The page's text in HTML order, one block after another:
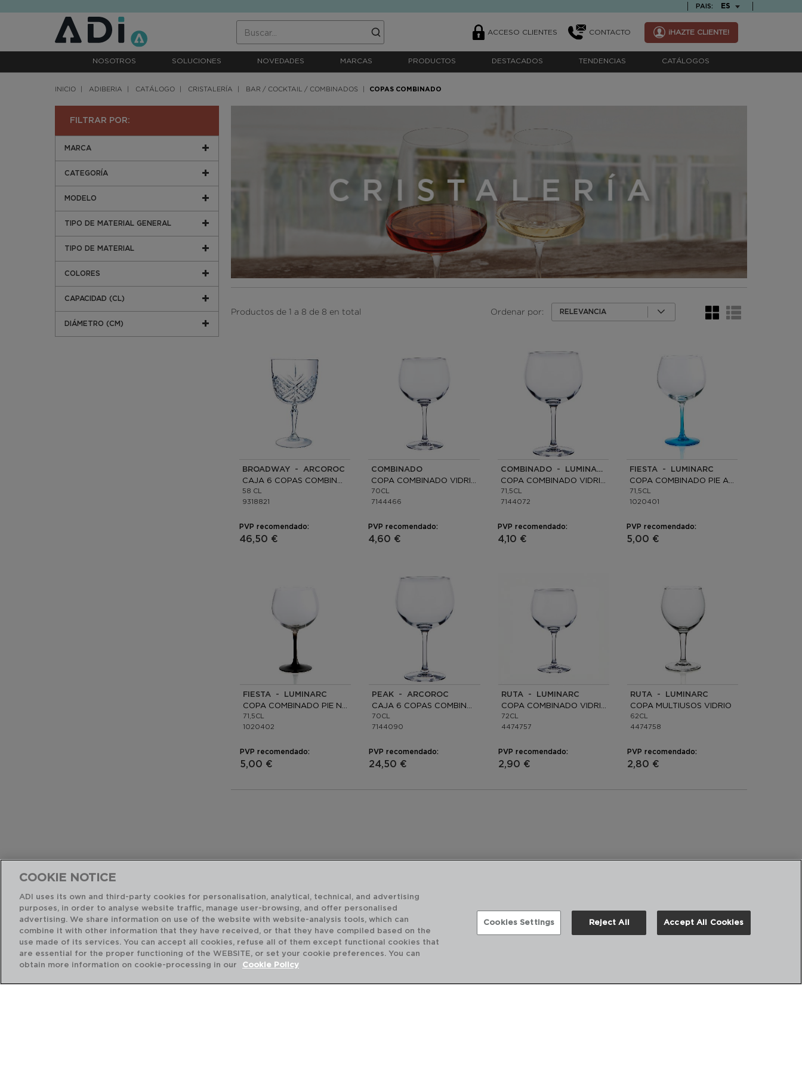
PAIS: TEXT.LANGUAGE
ES
ACCESO CLIENTES CONTACTO ¡HAZTE CLIENTE!
NOSOTROS SOLUCIONES NOVEDADES MARCAS PRODUCTOS DESTACADOS TENDENCIAS CATÁLOGOS
INICIO ADIBERIA CATÁLOGO CRISTALERÍA BAR / COCKTAIL / COMBINADOS COPAS COMBINADO
FILTRAR POR:
MARCA
CATEGORÍA
MODELO
TIPO DE MATERIAL GENERAL
TIPO DE MATERIAL
COLORES
CAPACIDAD (CL)
DIÁMETRO (CM)
Productos de 1 a 8 de 8 en total Ordenar por: RELEVANCIA
BROADWAY - ARCOROC
58 CL
9318821
PVP recomendado:
46,50 €
COMBINADO
70CL
7144466
PVP recomendado:
4,60 €
COMBINADO - LUMINARC
71,5CL
7144072
PVP recomendado:
4,10 €
FIESTA - LUMINARC
71,5CL
1020401
PVP recomendado:
5,00 €
FIESTA - LUMINARC
71,5CL
1020402
PVP recomendado:
5,00 €
PEAK - ARCOROC
70CL
7144090
PVP recomendado:
24,50 €
RUTA - LUMINARC
72CL
4474757
PVP recomendado:
2,90 €
RUTA - LUMINARC
COPA MULTIUSOS VIDRIO
62CL
4474758
PVP recomendado:
2,80 €
COOKIE NOTICE
ADI uses its own and third-party cookies for personalisation, analytical, technical, and advertising
purposes, in order to analyse website traffic, manage user-browsing, and offer personalised
advertising. We share information on use of the website with website-analysis tools, which can
combine it with other information that they have received, or that they have compiled based on the
use made of its services. You can accept all cookies, refuse all of them except functional cookies that
are essential for the proper functioning of the WEBSITE, or set your cookie preferences. You can
obtain more information on cookie-processing in our
Cookie Policy
Cookies Settings Reject All Accept All Cookies